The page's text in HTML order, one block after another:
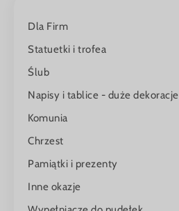
Dla Firm
Statuetki i trofea
Ślub
Napisy i tablice - duże dekoracje
Komunia
Chrzest
Pamiątki i prezenty
Inne okazje